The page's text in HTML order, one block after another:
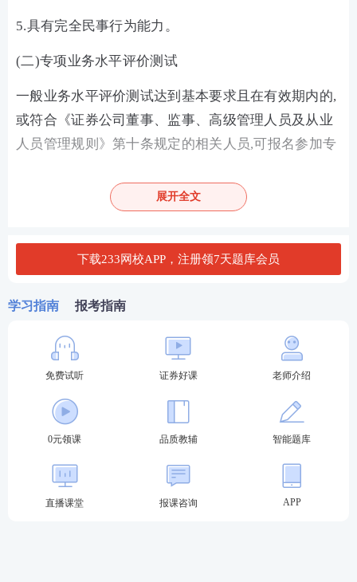
5.具有完全民事行为能力。
(二)专项业务水平评价测试
一般业务水平评价测试达到基本要求且在有效期内的,
或符合《证券公司董事、监事、高级管理人员及从业
人员管理规则》第十条规定的相关人员,可报名参加专
按照《监督管理办法》第八条、第五十六条规定以及
般业务水平评价测试达到基本要求且在有效期内的人
员，可报名参加高级管理人员水平评价测试。
云南证券从业水平测试报考流程：
第一步：登录中国证券业协会-从业人员-水平评价测
试平台-水平评价测试报名-选择对应报名入口进入。
2024年证券考试报名入口
第二步：输入-用户名-密码-验证码登录。（新用户先
注册账号）
展开全文
下载233网校APP，注册领7天题库会员
学习指南 报考指南
免费试听 证券好课 老师介绍
0元领课 品质教辅 智能题库
直播课堂 报课咨询 APP